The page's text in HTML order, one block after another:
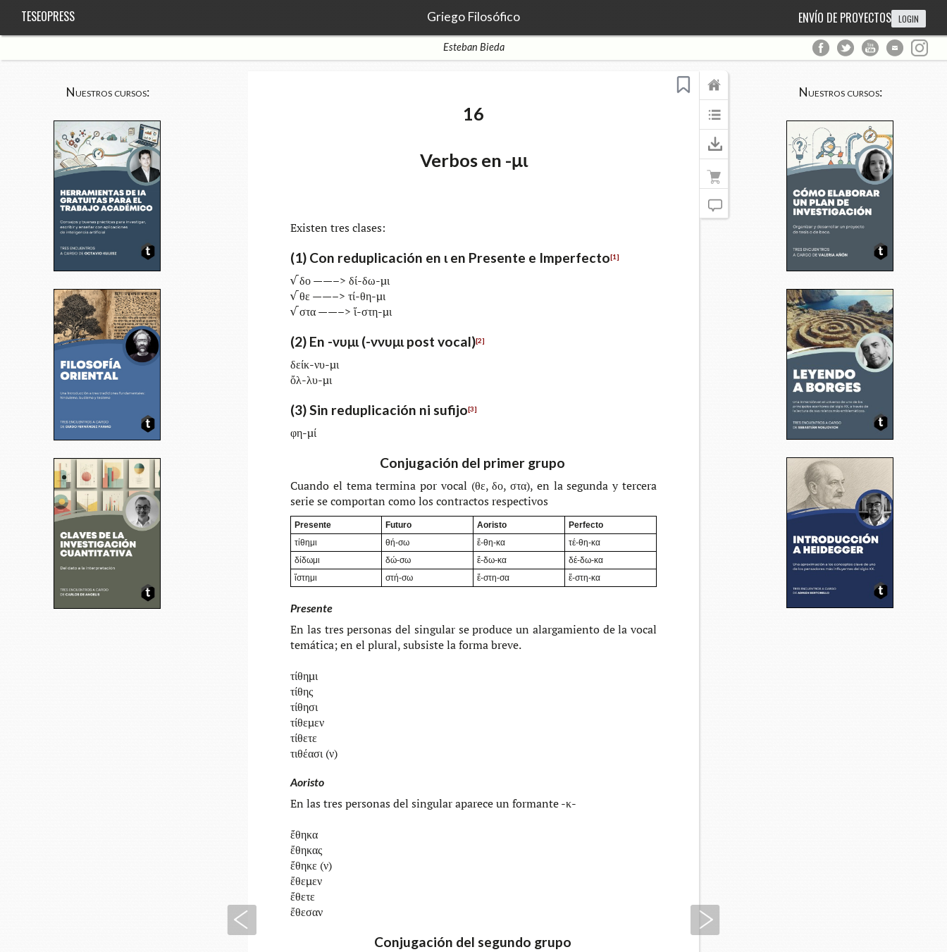
Griego Filosófico
TESEOPRESS ENVÍO DE PROYECTOS LOGIN
Esteban Bieda
Nuestros cursos: Nuestros cursos:
16
Verbos en -μι
Anterior
Exis­ten tres clases:
(1) Con reduplicación en ι en Presente e Imperfecto[1]
√ δο ——–> δί-δω-μι
√ θε ——–> τί-θη-μι
√ στα ——–> ἵ-στη-μι
(2) En -νυμι (-ννυμι post vocal)[2]
δείκ-νυ-μι
ὄλ-λυ-μι
(3) Sin reduplicación ni sufijo[3]
φη-μί
Conjugación del primer grupo
Cuan­do el tema ter­mi­na por vocal (θε, δο, στα), en la segun­da y ter­ce­ra
serie se com­por­tan como los con­trac­tos respectivos
Presente Futuro Aoristo
Perfecto
τίθημι
θή-σω ἔ-θη-κα
τέ-θη-κα
δίδωμι
δώ-σω ἔ-δω-κα
δέ-δω-κα
ἵστημι
στή-σω ἔ-στη-σα ἔ-στη-κα
Presente
En las tres per­so­nas del sin­gu­lar se pro­du­ce un alar­ga­mien­to de la vocal
temá­ti­ca; en el plu­ral, sub­sis­te la forma breve.
τίθημι
τίθης
τίθησι
τίθεμεν
τίθετε
τιθέασι (ν)
Aoristo
En las tres per­so­nas del sin­gu­lar apa­re­ce un for­man­te -κ-
ἔθηκα
ἔθηκας
ἔθηκε (ν)
ἔθεμεν
ἔθετε
ἔθεσαν
Conjugación del segundo grupo